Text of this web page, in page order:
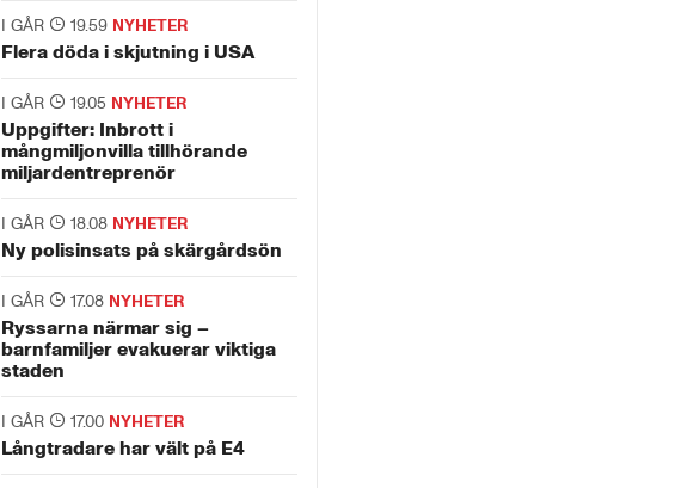
I GÅR 19.59 NYHETER
Flera döda i skjutning i USA
I GÅR 19.05 NYHETER
Uppgifter: Inbrott i
mångmiljonvilla tillhörande
miljardentreprenör
I GÅR 18.08 NYHETER
Ny polisinsats på skärgårdsön
I GÅR 17.08 NYHETER
Ryssarna närmar sig –
barnfamiljer evakuerar viktiga
staden
I GÅR 17.00 NYHETER
Långtradare har vält på E4